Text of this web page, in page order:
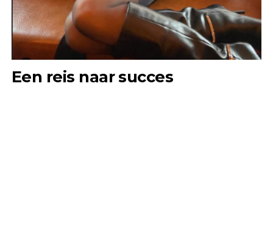
Een reis naar succes